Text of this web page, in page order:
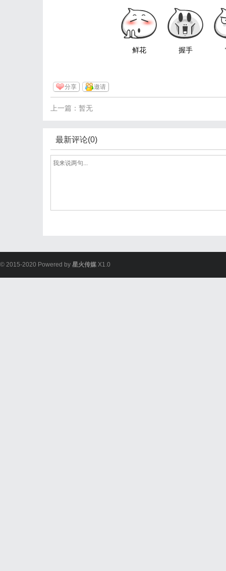
鲜花 握手
分享 邀请
上一篇：暂无
最新评论(0)
© 2015-2020 Powered by 星火传媒 X1.0